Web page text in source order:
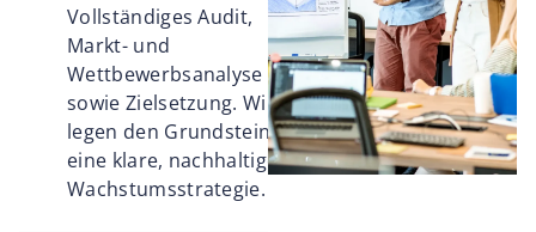
Vollständiges Audit,
Markt- und
Wettbewerbsanalyse
sowie Zielsetzung. Wir
legen den Grundstein für
eine klare, nachhaltige
Wachstumsstrategie.